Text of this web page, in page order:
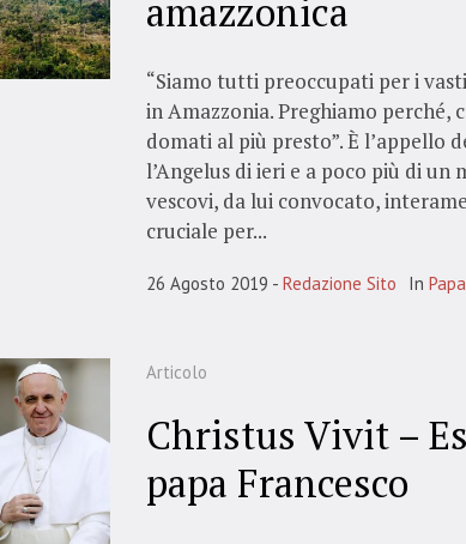
amazzonica
“Siamo tutti preoccupati per i
in Amazzonia. Preghiamo perché,
domati al più presto”. È l’appello
l’Angelus di ieri e a poco più di un
vescovi, da lui convocato,
cruciale per...
26 Agosto 2019 Redazione Sito In
Articolo
Christus Vivit –
papa Francesco